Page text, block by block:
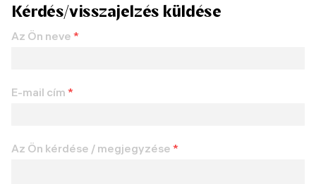
Kérdés/visszajelzés küldése
Az Ön neve *
E-mail cím *
Az Ön kérdése / megjegyzése *